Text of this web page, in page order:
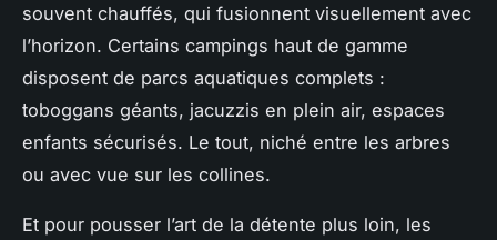
souvent chauffés, qui fusionnent visuellement avec
l’horizon. Certains campings haut de gamme
disposent de parcs aquatiques complets :
toboggans géants, jacuzzis en plein air, espaces
enfants sécurisés. Le tout, niché entre les arbres
ou avec vue sur les collines.
Et pour pousser l’art de la détente plus loin, les